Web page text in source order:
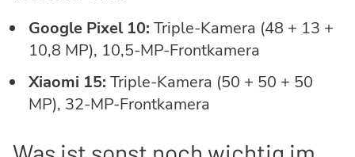
Google Pixel 10: Triple-Kamera (48 + 13 +
10,8 MP), 10,5-MP-Frontkamera
Xiaomi 15: Triple-Kamera (50 + 50 + 50
MP), 32-MP-Frontkamera